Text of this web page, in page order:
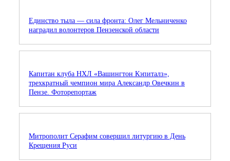
Единство тыла — сила фронта: Олег Мельниченко
наградил волонтеров Пензенской области
Капитан клуба НХЛ «Вашингтон Кэпиталз»,
трехкратный чемпион мира Александр Овечкин в
Пензе. Фоторепортаж
Митрополит Серафим совершил литургию в День
Крещения Руси